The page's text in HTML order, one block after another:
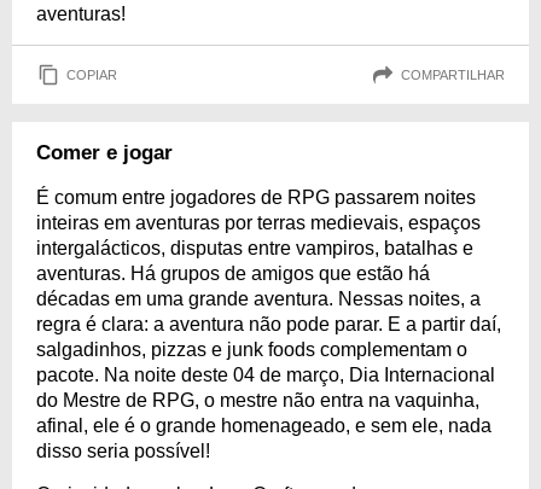
aventuras!
COPIAR COMPARTILHAR
Comer e jogar
É comum entre jogadores de RPG passarem noites
inteiras em aventuras por terras medievais, espaços
intergalácticos, disputas entre vampiros, batalhas e
aventuras. Há grupos de amigos que estão há
décadas em uma grande aventura. Nessas noites, a
regra é clara: a aventura não pode parar. E a partir daí,
salgadinhos, pizzas e junk foods complementam o
pacote. Na noite deste 04 de março, Dia Internacional
do Mestre de RPG, o mestre não entra na vaquinha,
afinal, ele é o grande homenageado, e sem ele, nada
disso seria possível!